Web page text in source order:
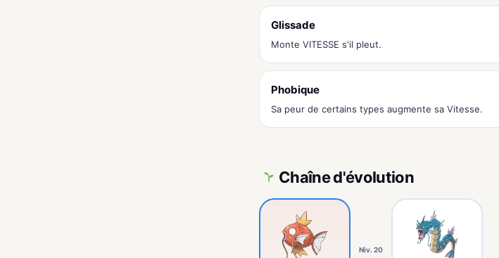
Glissade
Monte VITESSE s'il pleut.
Phobique
Sa peur de certains types augmente sa Vitesse.
Chaîne d'évolution
Niv. 20